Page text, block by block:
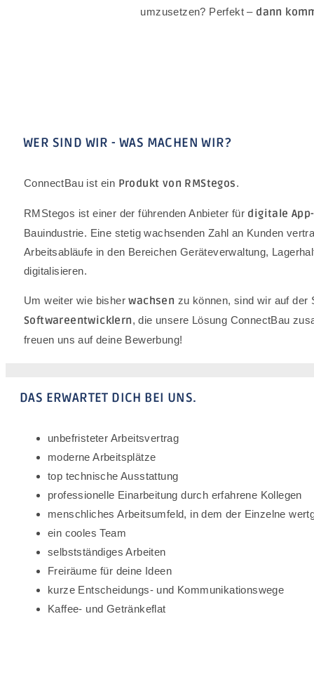
umzusetzen? Perfekt – dann
WER SIND WIR - WAS MACHEN WIR?
ConnectBau ist ein Produkt von RMStegos.
RMStegos ist einer der führenden Anbieter für digitale
Bauindustrie. Eine stetig wachsenden Zahl an Kunden
Arbeitsabläufe in den Bereichen Geräteverwaltung,
digitalisieren.
Um weiter wie bisherwachsen zu können, sind wir auf der
Softwareentwicklern, die unsere Lösung ConnectBau
freuen uns auf deine Bewerbung!
DAS ERWARTET DICH BEI UNS.
unbefristeter Arbeitsvertrag
moderne Arbeitsplätze
top technische Ausstattung
professionelle Einarbeitung durch erfahrene Kollegen
menschliches Arbeitsumfeld, in dem der Einzelne
ein cooles Team
selbstständiges Arbeiten
Freiräume für deine Ideen
kurze Entscheidungs- und Kommunikationswege
Kaffee- und Getränkeflat